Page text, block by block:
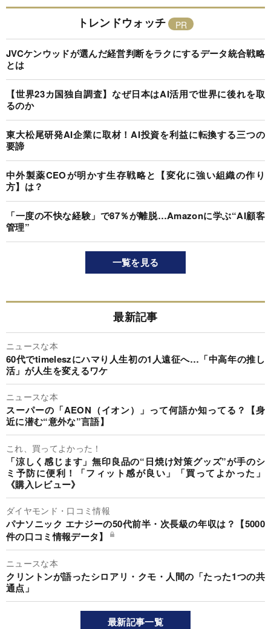
トレンドウォッチ
JVCケンウッドが選んだ経営判断をラクにするデータ統合戦略
とは
【世界23カ国独自調査】なぜ日本はAI活用で世界に後れを取
るのか
東大松尾研発AI企業に取材！AI投資を利益に転換する三つの
要諦
中外製薬CEOが明かす生存戦略と【変化に強い組織の作り
方】は？
「一度の不快な経験」で87％が離脱…Amazonに学ぶ“AI顧客
管理”
一覧を見る
最新記事
ニュースな本
60代でtimeleszにハマり人生初の1人遠征へ…「中高年の推し
活」が人生を変えるワケ
ニュースな本
スーパーの「AEON（イオン）」って何語か知ってる？【身
近に潜む“意外な”言語】
これ、買ってよかった！
「涼しく感じます」無印良品の“日焼け対策グッズ”が手のシ
ミ予防に便利！「フィット感が良い」「買ってよかった」
《購入レビュー》
ダイヤモンド・口コミ情報
パナソニック エナジーの50代前半・次長級の年収は？【5000
件の口コミ情報データ】
ニュースな本
クリントンが語ったシロアリ・クモ・人間の「たった1つの共
通点」
最新記事一覧